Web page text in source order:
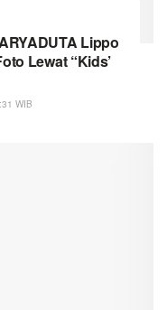
Lippo
Lewat “Kids’
WIB